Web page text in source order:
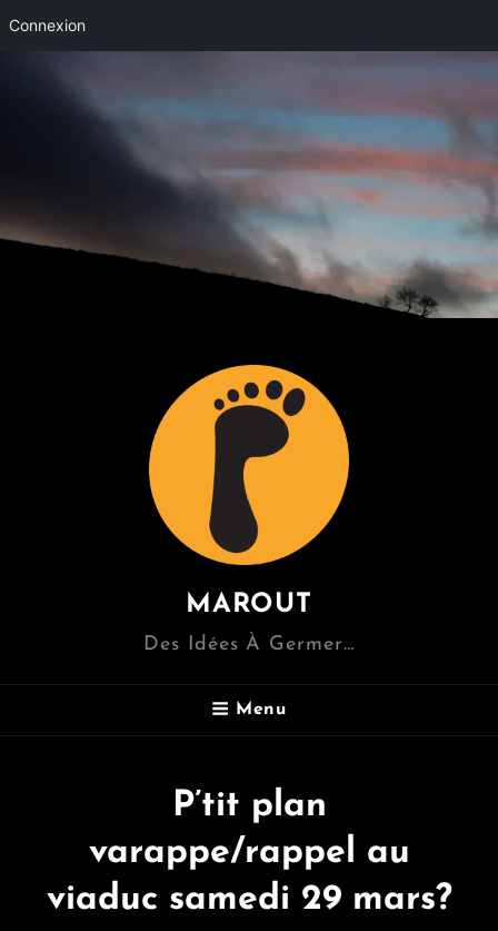
Connexion
MAROUT
Des Idées À Germer…
Menu
P’tit plan
varappe/rappel au
viaduc samedi 29 mars?